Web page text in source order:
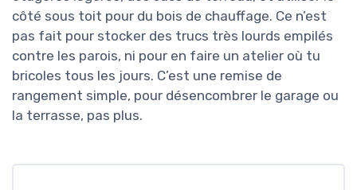
côté sous toit pour du bois de chauffage. Ce n’est
pas fait pour stocker des trucs très lourds empilés
contre les parois, ni pour en faire un atelier où tu
bricoles tous les jours. C’est une remise de
rangement simple, pour désencombrer le garage ou
la terrasse, pas plus.